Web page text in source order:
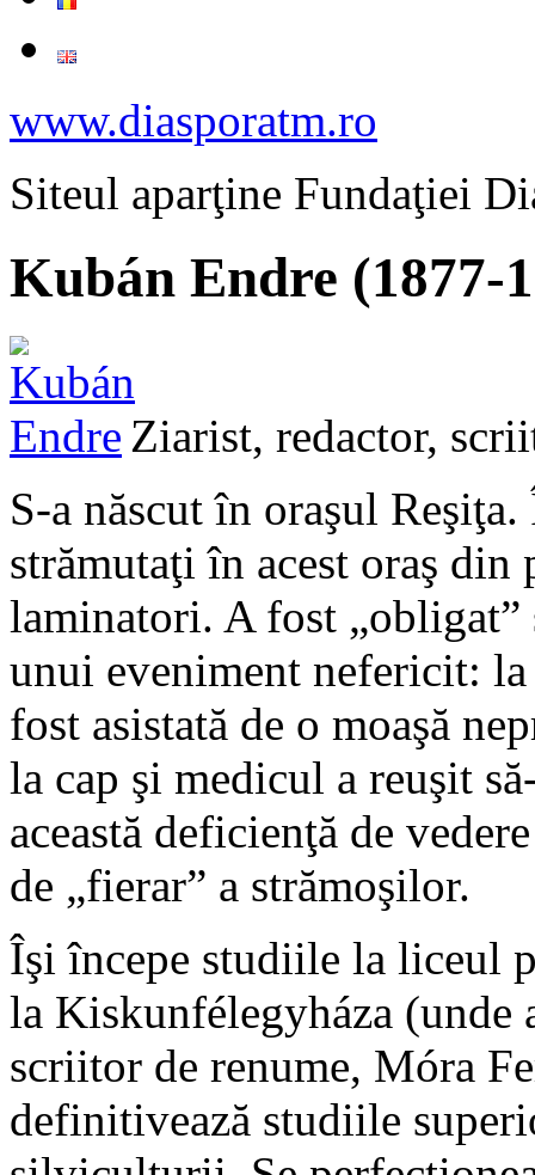
www.diasporatm.ro
Siteul aparţine Fundaţiei
Kubán Endre (1877-
Ziarist, redactor,
S-a născut în oraşul
strămutaţi în acest oraş
laminatori. A fost
unui eveniment nefericit:
fost asistată de o moaşă
la cap şi medicul a reuşit
această deficienţă de
de „fierar” a strămoşilor.
Îşi începe studiile la liceul
la Kiskunfélegyháza (unde
scriitor de renume, Móra
definitivează studiile